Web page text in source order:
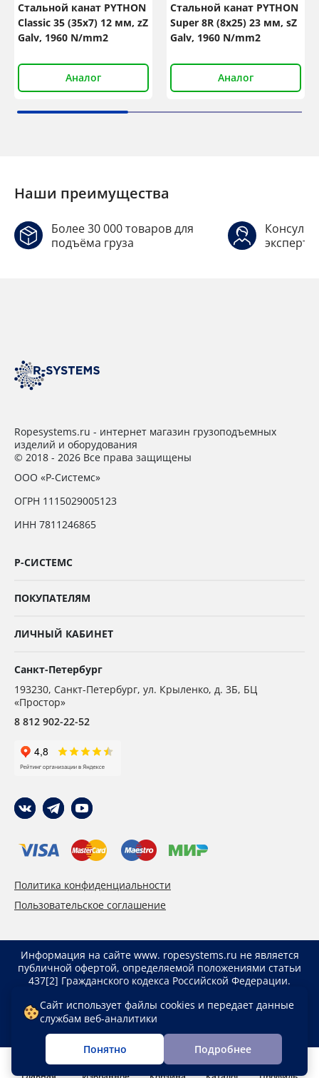
Главная
Стальной канат PYTHON
Classic 35 (35x7) 12 мм, zZ
Galv, 1960 N/mm2
Аналог
Стальной канат PYTHON
Super 8R (8x25) 23 мм, sZ
Galv, 1960 N/mm2
Аналог
Наши преимущества
Более 30 000 товаров для
подъёма груза
Ropesystems.ru - интернет магазин грузоподъемных
изделий и оборудования
© 2018 - 2026 Все права защищены
ООО «Р-Системс»
ОГРН 1115029005123
ИНН 7811246865
Р-СИСТЕМС
ПОКУПАТЕЛЯМ
ЛИЧНЫЙ КАБИНЕТ
Санкт-Петербург
193230, Санкт-Петербург, ул. Крыленко, д. 3Б, БЦ
«Простор»
8 812 902-22-52
Политика конфиденциальности
Пользовательское соглашение
Информация на сайте www. ropesystems.ru не является
публичной офертой, определяемой положениями статьи
437[2] Гражданского кодекса Российской Федерации.
заказа через интернет-магазин www. ropesystems.ru.
Цены при оформлении заказа иным способом могут
отличаться от указанных на сайте.
Сайт использует файлы cookies и передает данные
службам веб-аналитики
Понятно Подробнее